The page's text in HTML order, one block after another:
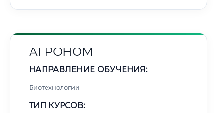
АГРОНОМ
НАПРАВЛЕНИЕ ОБУЧЕНИЯ:
Биотехнологии
ТИП КУРСОВ: